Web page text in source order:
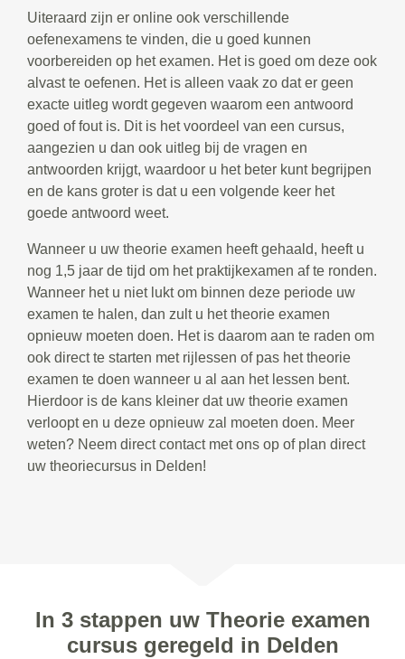
Uiteraard zijn er online ook verschillende
oefenexamens te vinden, die u goed kunnen
voorbereiden op het examen. Het is goed om deze ook
alvast te oefenen. Het is alleen vaak zo dat er geen
exacte uitleg wordt gegeven waarom een antwoord
goed of fout is. Dit is het voordeel van een cursus,
aangezien u dan ook uitleg bij de vragen en
antwoorden krijgt, waardoor u het beter kunt begrijpen
en de kans groter is dat u een volgende keer het
goede antwoord weet.
Wanneer u uw theorie examen heeft gehaald, heeft u
nog 1,5 jaar de tijd om het praktijkexamen af te ronden.
Wanneer het u niet lukt om binnen deze periode uw
examen te halen, dan zult u het theorie examen
opnieuw moeten doen. Het is daarom aan te raden om
ook direct te starten met rijlessen of pas het theorie
examen te doen wanneer u al aan het lessen bent.
Hierdoor is de kans kleiner dat uw theorie examen
verloopt en u deze opnieuw zal moeten doen. Meer
weten? Neem direct contact met ons op of plan direct
uw theoriecursus in Delden!
In 3 stappen uw Theorie examen
cursus geregeld in Delden